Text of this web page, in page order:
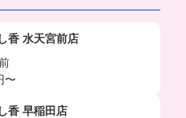
香 水天宮前店
〜
香 早稲田店